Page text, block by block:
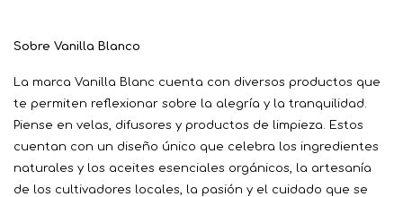
Sobre Vanilla Blanco
La marca Vanilla Blanc cuenta con diversos productos que
te permiten reflexionar sobre la alegría y la tranquilidad.
Piense en velas, difusores y productos de limpieza. Estos
cuentan con un diseño único que celebra los ingredientes
naturales y los aceites esenciales orgánicos, la artesanía
de los cultivadores locales, la pasión y el cuidado que se